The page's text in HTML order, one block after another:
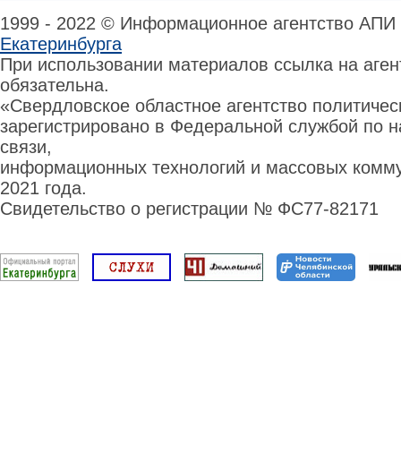
1999 - 2022 © Информационное агентство
Екатеринбурга
При использовании материалов ссылка на
обязательна.
«Свердловское областное агентство
зарегистрировано в Федеральной службой по
связи,
информационных технологий и массовых
2021 года.
Свидетельство о регистрации № ФС77-82171